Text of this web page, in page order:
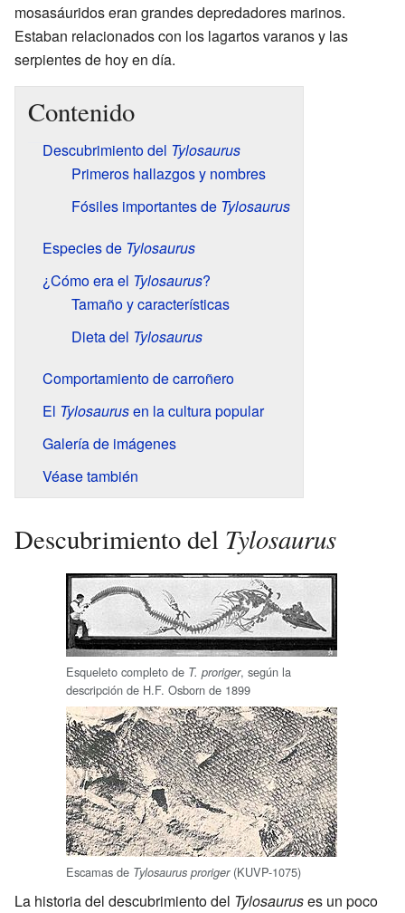
mosasáuridos eran grandes depredadores marinos.
Estaban relacionados con los lagartos varanos y las
serpientes de hoy en día.
Contenido
Descubrimiento del Tylosaurus
Primeros hallazgos y nombres
Fósiles importantes de Tylosaurus
Especies de Tylosaurus
¿Cómo era el Tylosaurus?
Tamaño y características
Dieta del Tylosaurus
Comportamiento de carroñero
El Tylosaurusen la cultura popular
Galería de imágenes
Véase también
Descubrimiento del Tylosaurus
Esqueleto completo de T. proriger, según la
descripción de H.F. Osborn de 1899
Escamas de Tylosaurus proriger(KUVP-1075)
La historia del descubrimiento del Tylosauruses un poco